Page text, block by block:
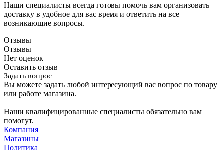
Наши специалисты всегда готовы помочь вам организовать
доставку в удобное для вас время и ответить на все
возникающие вопросы.
Отзывы
Отзывы
Нет оценок
Оставить отзыв
Задать вопрос
Вы можете задать любой интересующий вас вопрос по товару
или работе магазина.
Наши квалифицированные специалисты обязательно вам
помогут.
Компания
Магазины
Политика